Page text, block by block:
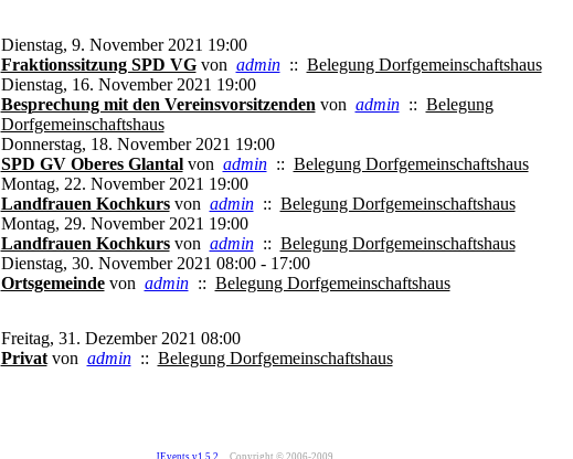
Dienstag, 9. November 2021 19:00
Fraktionssitzung SPD VGvon admin:: Belegung Dorfgemeinschaftshaus
Dienstag, 16. November 2021 19:00
Besprechung mit den Vereinsvorsitzenden von admin:: Belegung
Dorfgemeinschaftshaus
Donnerstag, 18. November 2021 19:00
SPD GV Oberes Glantalvon admin:: Belegung Dorfgemeinschaftshaus
Montag, 22. November 2021 19:00
Landfrauen Kochkursvon admin:: Belegung Dorfgemeinschaftshaus
Montag, 29. November 2021 19:00
Landfrauen Kochkursvon admin:: Belegung Dorfgemeinschaftshaus
Dienstag, 30. November 2021 08:00 - 17:00
Ortsgemeindevon admin:: Belegung Dorfgemeinschaftshaus
Freitag, 31. Dezember 2021 08:00
Privatvon admin:: Belegung Dorfgemeinschaftshaus
JEvents v1.5.2 Copyright © 2006-2009